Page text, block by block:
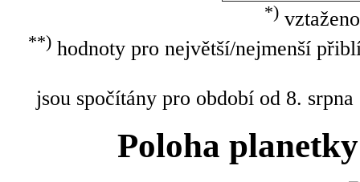
*)
**)hodnoty pro největší/nejmenší
jsou spočítány pro období od 8.
Poloha